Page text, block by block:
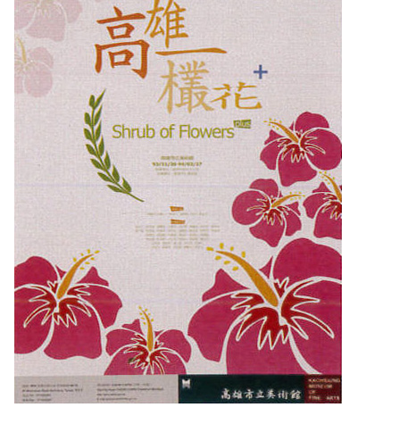
藝術認證│高美館館刊
百夜藝術默讀│典藏閱讀
南島當代記憶工程│資料庫
典藏3D手上Run
透景線：實境的疊隱與擴張
民・間
2022高雄獎
2021 TAKAO．台客．南方HUE：李俊賢
2021高雄獎
南方作為相遇之所
2019 奔‧月—劉國松
感知棲所— 關鍵典藏2019-2020
南方作為相遇之所
感動兔 高美特展
感動虎 高美特展
感動牛 高美特展
感動鼠 高美特展
美術資源教室-手作課程
藝術遊戲號
畫想想‧想畫畫
尋寶高雄 - 校園推廣教材
規劃傳承
高美館大事記
美術館會員
合作夥伴